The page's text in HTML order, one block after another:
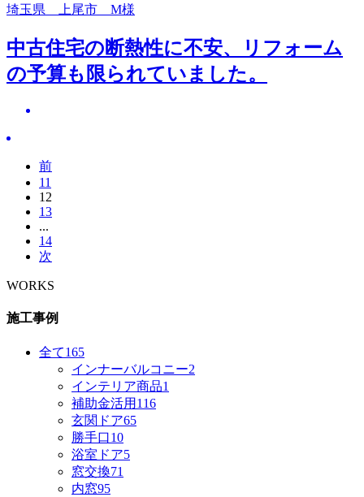
埼玉県 上尾市 M様
中古住宅の断熱性に不安、リフォーム
の予算も限られていました。
前
11
12
13
...
14
次
WORKS
施工事例
全て165
インナーバルコニー2
インテリア商品1
補助金活用 116
玄関ドア65
勝手口10
浴室ドア5
窓交換71
内窓95